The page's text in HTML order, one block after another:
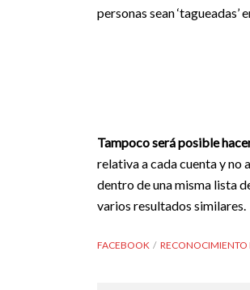
personas sean
Tampoco será posible
relativa a cada cuenta y no
dentro de una misma lista
varios resultados similares.
FACEBOOK RECONOCIMIENTO